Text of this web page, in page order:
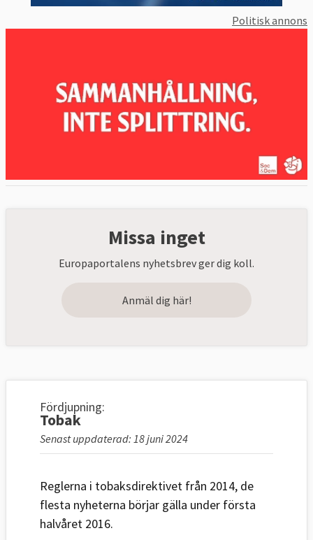
Politisk annons
Missa inget
Europaportalens nyhetsbrev ger dig koll.
Anmäl dig här!
Fördjupning:
Tobak
Senast uppdaterad: 18 juni 2024
Reglerna i tobaksdirektivet från 2014, de
flesta nyheterna börjar gälla under första
halvåret 2016.